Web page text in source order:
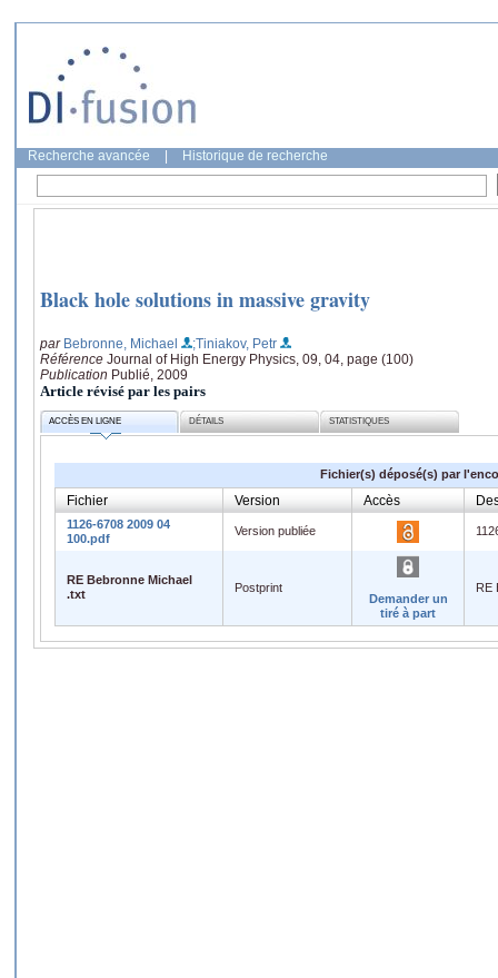
Recherche avancée Historique de recherche
Black hole solutions in massive gravity
par Bebronne, Michael
;Tiniakov, Petr
Référence Journal of High Energy Physics, 09, 04, page (100)
Publication Publié, 2009
Article révisé par les pairs
ACCÈS EN LIGNE DÉTAILS STATISTIQUES
Fichier(s) déposé(s) par
Fichier Version Accès
1126-6708 2009 04
100.pdf
Version publiée
RE Bebronne Michael
.txt
Postprint
Demander un
tiré à part
RE